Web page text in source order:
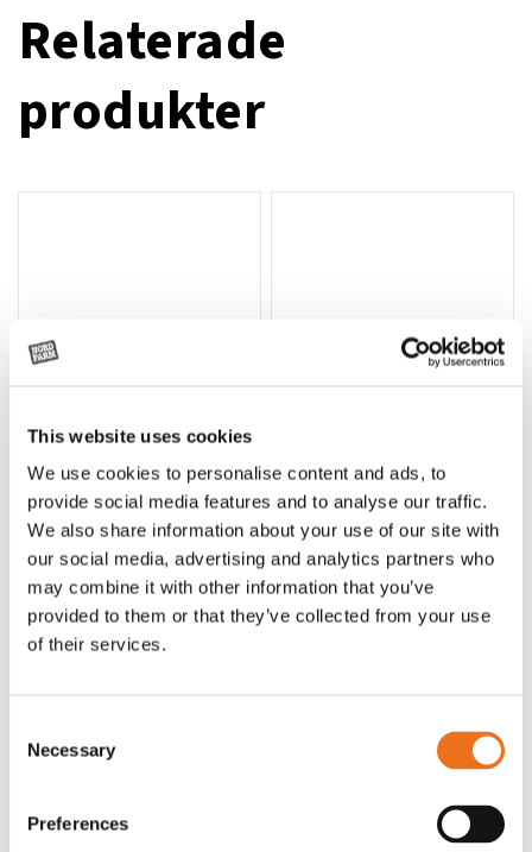
This website uses cookies
We use cookies to personalise content and ads, to
provide social media features and to analyse our traffic.
We also share information about your use of our site with
our social media, advertising and analytics partners who
may combine it with other information that you’ve
provided to them or that they’ve collected from your use
of their services.
Selection
Necessary
Preferences
Relaterade
produkter
Lägg till i varukorg
Rotor, komplett med slagor
OR80013456G
(ex. moms)
Grön truckknapp
A00220
kr (ex. moms)